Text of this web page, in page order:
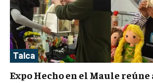
Talca
Expo Hecho en el Maule reúne